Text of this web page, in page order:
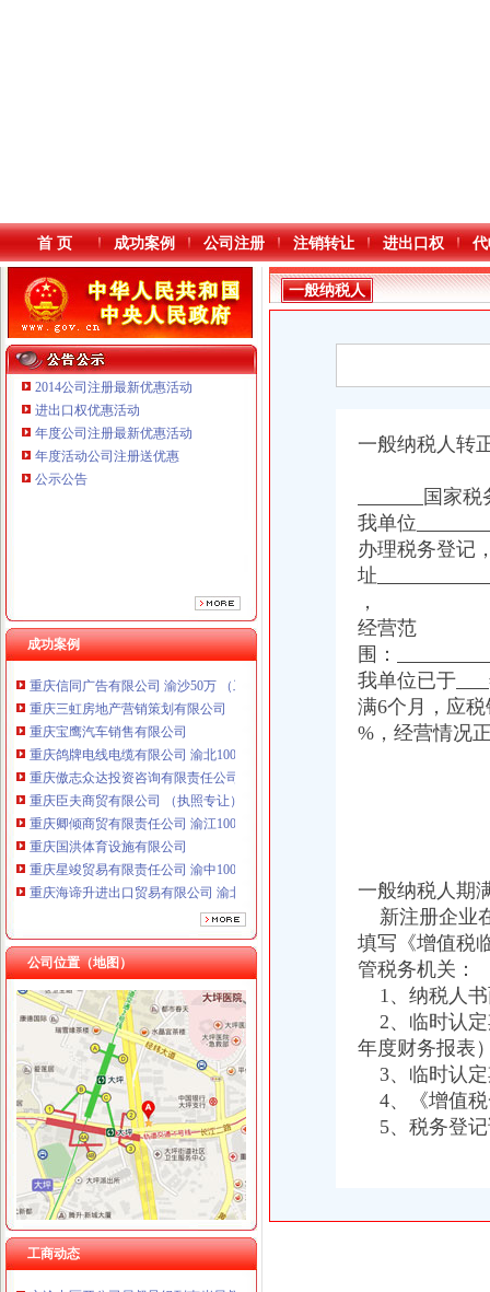
本站导航
首 页 成功案例 公司注册 注销转让 进出口权
2014公司注册最新优惠活动
进出口权优惠活动
年度公司注册最新优惠活动
年度活动公司注册送优惠
公示公告
成功案例
重庆鸽牌电线电缆有限公司 渝北10010万 (进出口权)
重庆傲志众达投资咨询有限责任公司 渝九1000万 （增资）
重庆星竣贸易有限责任公司 渝中100万 （进出口权）
重庆海谛升进出口贸易有限公司 渝北100万 （进出口权）
重庆奕欣锦诚商贸有限公司 渝九50万 （工商注册）
重庆三虹房地产营销策划有限公司
重庆宝鹰汽车销售有限公司
重庆鸽牌电线电缆有限公司 渝北10010万 (进出口权)
重庆傲志众达投资咨询有限责任公司 渝九1000万 （增资）
重庆臣夫商贸有限公司 （执照专让）
重庆卿倾商贸有限责任公司 渝江100万 （工商注册）
重庆国洪体育设施有限公司
重庆星竣贸易有限责任公司 渝中100万 （进出口权）
重庆海谛升进出口贸易有限公司 渝北100万 （进出口权）
重庆奕欣锦诚商贸有限公司 渝九50万 （工商注册）
重庆信同广告有限公司 渝沙50万 （工商注册）
重庆三虹房地产营销策划有限公司
重庆宝鹰汽车销售有限公司
公司位置（地图）
工商动态
工商动态
巴南局渝中区工商登记突出重点加经纪人工作
南岸局六到位加“五.一”渝中区公司注册金周旅游市场监管
大足县委副书记陈中举到工商局调研“效率革”渝中区公司注销工作
潼南局渝中区公司注销大力发展农村经纪人架起农民致富金桥
沙坪坝局四举措努力实现高危行业“零问责”重庆公司注册
九龙坡局渝中区代办营业执照西彭所成功化解啤酒购销群体矛盾纠纷
全市工商系统组织人事部门主题实践活动“三基一化”渝中区代办工商执照建设
一般纳税人
一般纳税人转
国家税
我单位
办理税务登记
址
，
经营范
围：
我单位已于
满6个月，应
%，经营情况
一般纳税人期
新注册企业
填写《增值税
管税务机关：
1、纳税人书
2、临时认定
年度财务报表
3、临时认定
4、《增值税
5、税务登记